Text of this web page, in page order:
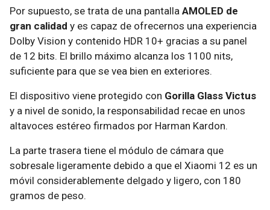
Por supuesto, se trata de una pantalla AMOLED de
gran calidad y es capaz de ofrecernos una experiencia
Dolby Vision y contenido HDR 10+ gracias a su panel
de 12 bits. El brillo máximo alcanza los 1100 nits,
suficiente para que se vea bien en exteriores.
El dispositivo viene protegido con Gorilla Glass Victus
y a nivel de sonido, la responsabilidad recae en unos
altavoces estéreo firmados por Harman Kardon.
La parte trasera tiene el módulo de cámara que
sobresale ligeramente debido a que el Xiaomi 12 es un
móvil considerablemente delgado y ligero, con 180
gramos de peso.